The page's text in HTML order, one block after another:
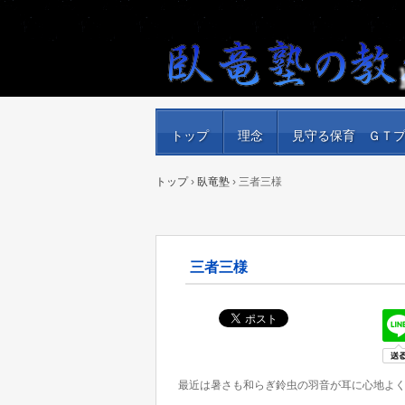
トップ 理念 見守る保育 ＧＴ
トップ › 臥竜塾 › 三者三様
三者三様
最近は暑さも和らぎ鈴虫の羽音が耳に心地よ